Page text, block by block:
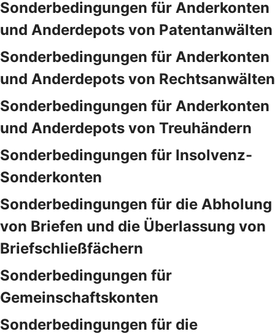
Sonderbedingungen für Anderkonten
und Anderdepots von Patentanwälten
Sonderbedingungen für Anderkonten
und Anderdepots von Rechtsanwälten
Sonderbedingungen für Anderkonten
und Anderdepots von Treuhändern
Sonderbedingungen für Insolvenz-
Sonderkonten
Sonderbedingungen für die Abholung
von Briefen und die Überlassung von
Briefschließfächern
Sonderbedingungen für
Gemeinschaftskonten
Sonderbedingungen für die